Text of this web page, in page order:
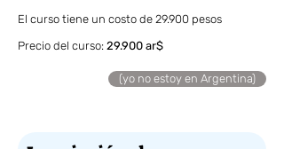
El curso tiene un costo de 29.900 pesos
Precio del curso: 29.900 ar$
(yo no estoy en Argentina)